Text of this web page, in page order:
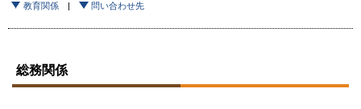
教育関係 問い合わせ先
総務関係